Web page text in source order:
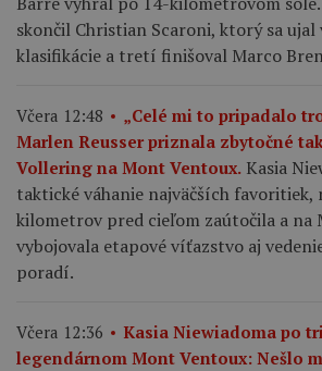
skončil Christian Scaroni, ktorý sa ujal
klasifikácie a tretí finišoval Marco
Včera 12:48
„Celé mi to pripadalo
Marlen Reusser priznala zbytočné
Vollering na Mont Ventoux. Kasia
taktické váhanie najväčších favoritiek,
kilometrov pred cieľom zaútočila a na
vybojovala etapové víťazstvo aj
poradí.
Včera 12:36
Kasia Niewiadoma po
legendárnom Mont Ventoux: Nešlo